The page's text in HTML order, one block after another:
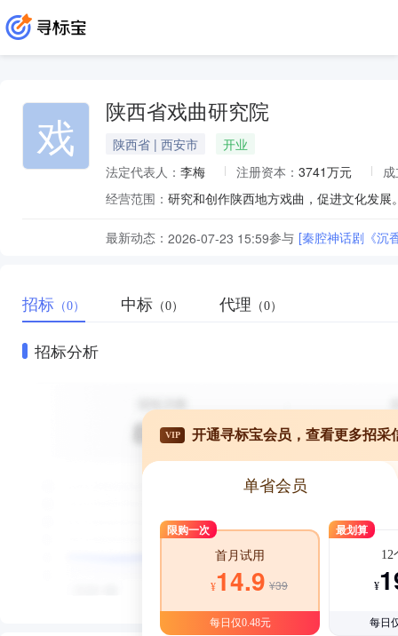
戏 陕西省戏曲研究院
陕西省 | 西安市
开业
法定代表人： 李梅 注册资本： 3741万元
经营范围： 研究和创作陕西地方戏曲，促进文化发
最新动态： 2026-07-23 15:59参与 [秦腔神话剧《沉
招标 （0） 中标 （0） 代理 （0）
招标分析
VIP 开通寻标宝会员，查看更多招采
单省会员
限购一次
首月试用
¥14.9 ¥39
每日仅0.48元
最划算
12
¥
每日